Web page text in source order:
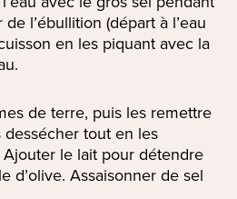
l’ébullition (départ à l’eau
en les piquant avec la
de terre, puis les remettre
tout en les
le lait pour détendre
d’olive. Assaisonner de sel